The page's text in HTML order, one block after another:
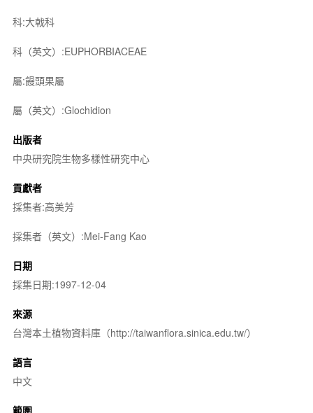
科:大戟科
科（英文）:EUPHORBIACEAE
屬:饅頭果屬
屬（英文）:Glochidion
出版者
中央研究院生物多樣性研究中心
貢獻者
採集者:高美芳
採集者（英文）:Mei-Fang Kao
日期
採集日期:1997-12-04
來源
台灣本土植物資料庫（http://taiwanflora.sinica.edu.tw/）
語言
中文
範圍